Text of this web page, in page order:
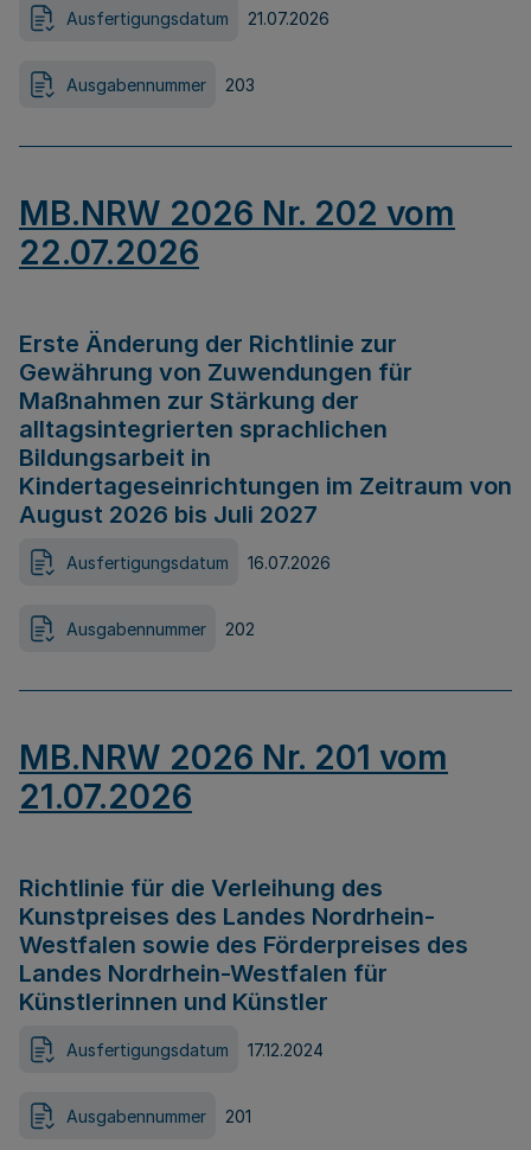
Ausfertigungsdatum 21.07.2026
Ausgabennummer 203
MB.NRW 2026 Nr. 202 vom
22.07.2026
Erste Änderung der Richtlinie zur
Gewährung von Zuwendungen für
Maßnahmen zur Stärkung der
alltagsintegrierten sprachlichen
Bildungsarbeit in
Kindertageseinrichtungen im Zeitraum von
August 2026 bis Juli 2027
Ausfertigungsdatum 16.07.2026
Ausgabennummer 202
MB.NRW 2026 Nr. 201 vom
21.07.2026
Richtlinie für die Verleihung des
Kunstpreises des Landes Nordrhein-
Westfalen sowie des Förderpreises des
Landes Nordrhein-Westfalen für
Künstlerinnen und Künstler
Ausfertigungsdatum 17.12.2024
Ausgabennummer 201